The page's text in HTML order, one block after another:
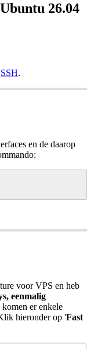
26.04
SSH.
en de daarop
voor VPS en heb
eenmalig
komen er enkele
hieronder op 'Fast